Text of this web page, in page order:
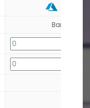
Banda